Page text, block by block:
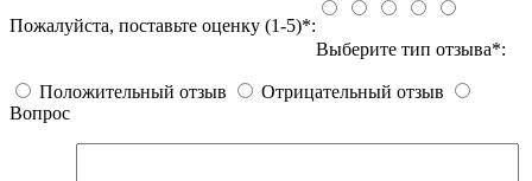
Пожалуйста, поставьте оценку (1-5)*:
Выберите тип отзыва*:
Положительный отзыв
Отрицательный отзыв
Вопрос